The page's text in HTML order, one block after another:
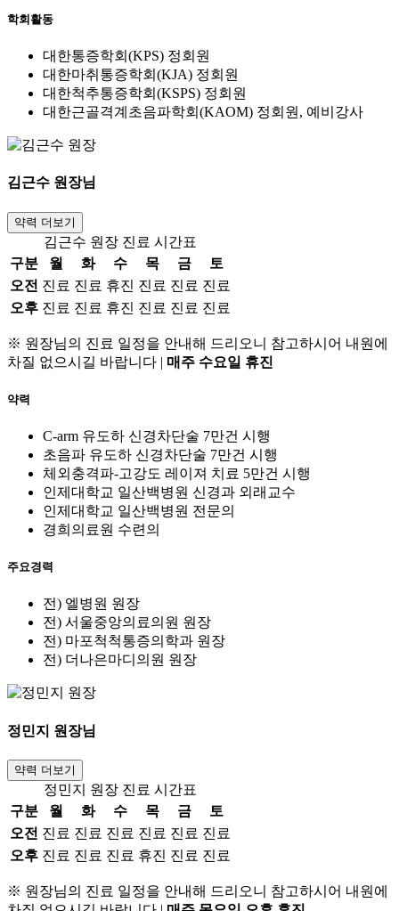
학회활동
대한통증학회(KPS) 정회원
대한마취통증학회(KJA) 정회원
대한척추통증학회(KSPS) 정회원
대한근골격계초음파학회(KAOM) 정회원, 예비강사
김근수 원장님
약력 더보기
김근수 원장 진료 시간표
구분
월 화 수 목 금
토
오전 진료 진료 휴진 진료 진료 진료
오후 진료 진료 휴진 진료 진료 진료
※ 원장님의 진료 일정을 안내해 드리오니 참고하시어 내원에
차질 없으시길 바랍니다 | 매주 수요일 휴진
약력
C-arm 유도하 신경차단술 7만건 시행
초음파 유도하 신경차단술 7만건 시행
체외충격파-고강도 레이져 치료 5만건 시행
인제대학교 일산백병원 신경과 외래교수
인제대학교 일산백병원 전문의
경희의료원 수련의
주요경력
전) 엘병원 원장
전) 서울중앙의료의원 원장
전) 마포척척통증의학과 원장
전) 더나은마디의원 원장
정민지 원장님
약력 더보기
정민지 원장 진료 시간표
구분
월 화 수 목 금
토
오전 진료 진료 진료 진료 진료 진료
오후 진료 진료 진료 휴진 진료 진료
※ 원장님의 진료 일정을 안내해 드리오니 참고하시어 내원에